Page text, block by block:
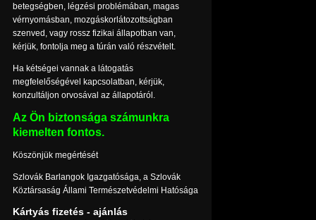
betegségben, légzési problémában, magas
vérnyomásban, mozgáskorlátozottságban
szenved, vagy rossz fizikai állapotban van,
kérjük, fontolja meg a túrán való részvételt.
Ha kétségei vannak a látogatás
megfelelőségével kapcsolatban, kérjük,
konzultáljon orvosával az állapotáról.
Az Ön biztonsága számunkra
kiemelten fontos.
Köszönjük megértését
Szlovák Barlangok Igazgatósága, a Szlovák
Köztársaság Állami Természetvédelmi Hatósága
Kártyás fizetés - ajánlás